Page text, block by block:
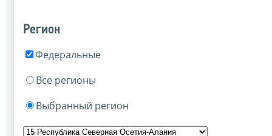
Регион
Федеральные
Все регионы
Выбранный регион